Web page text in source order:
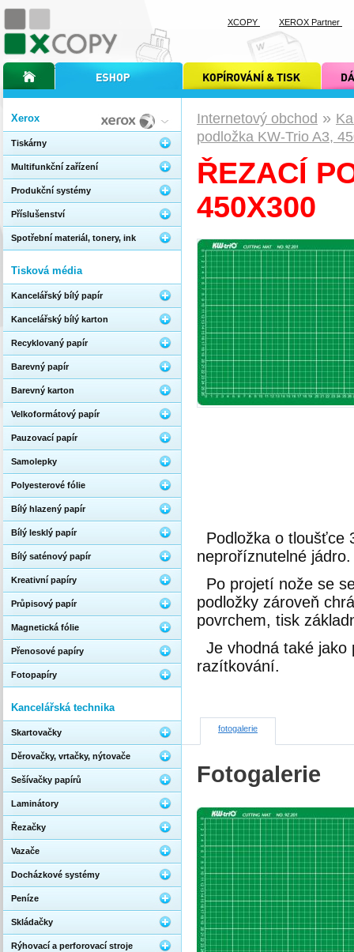
Internetový obchod »
podložka KW-Trio A3,
ŘEZACÍ
450X300
Podložka o tloušťce
neproříznutel­né jádro.
Po projetí nože se
podložky zároveň
povrchem, tisk
Je vhodná také jako
razítkování.
fotogalerie
Fotogalerie
Xerox
Tiskárny
Multifunkční zařízení
Produkční systémy
Příslušenství
Spotřební materiál, tonery, ink
Tisková média
Kancelářský bílý papír
Kancelářský bílý karton
Recyklovaný papír
Barevný papír
Barevný karton
Velkoformátový papír
Pauzovací papír
Samolepky
Polyesterové fólie
Bílý hlazený papír
Bílý lesklý papír
Bílý saténový papír
Kreativní papíry
Průpisový papír
Magnetická fólie
Přenosové papíry
Fotopapíry
Kancelářská technika
Skartovačky
Děrovačky, vrtačky, nýtovače
Sešívačky papírů
Laminátory
Řezačky
Vazače
Docházkové systémy
Peníze
Skládačky
Rýhovací a perforovací stroje
úvodní stránka xcopyinternetový obchod xcopy kopírování a tisk xcopy dárkové
XCOPY XEROX Partner